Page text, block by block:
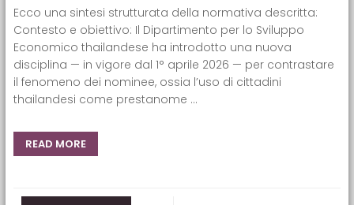
Ecco una sintesi strutturata della normativa descritta:
Contesto e obiettivo: Il Dipartimento per lo Sviluppo
Economico thailandese ha introdotto una nuova
disciplina — in vigore dal 1° aprile 2026 — per contrastare
il fenomeno dei nominee, ossia l’uso di cittadini
thailandesi come prestanome ...
READ MORE